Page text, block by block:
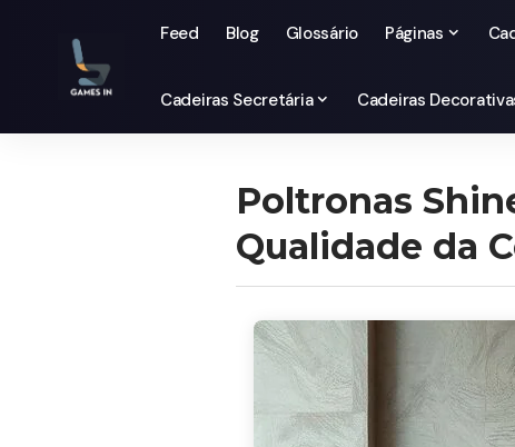
Feed Blog Glossário Páginas
Cadeiras Secretária Cadeiras
Poltronas
Qualidade da